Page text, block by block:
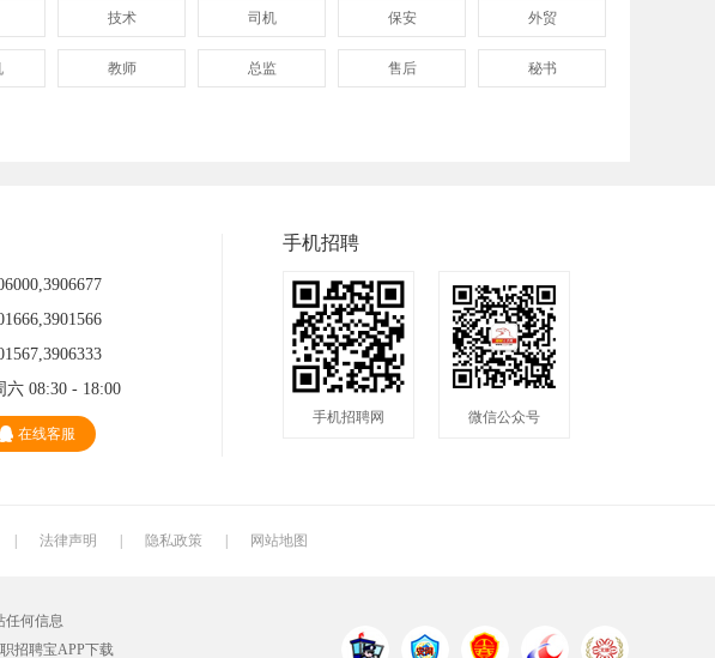
技术 司机 保安 外贸
教师 总监 售后 秘书
修理工 学徒工 车位工
抛光工 空调工
工人
六 08:30 - 18:00
在线客服
手机招聘
手机招聘网 微信公众号
法律声明 隐私政策 网站地图
任何信息
招聘宝APP下载